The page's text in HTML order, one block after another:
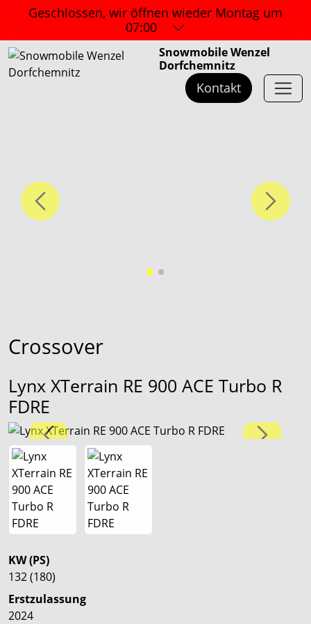
Geschlossen, wir öffnen wieder Montag um
07:00
Snowmobile Wenzel
Dorfchemnitz
Kontakt
Crossover
Lynx XTerrain RE 900 ACE Turbo R
FDRE
KW (PS)
132 (180)
Erstzulassung
2024